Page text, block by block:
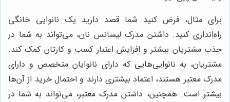
برای مثال، فرض کنید شما قصد دارید یک نانوایی خانگی
راه‌اندازی کنید. داشتن مدرک لیسانس نان، می‌تواند به شما در
جذب مشتریان بیشتر و افزایش اعتبار کسب و کارتان کمک کند.
مشتریان، به نانوایی‌هایی که دارای نانوایان متخصص و دارای
مدرک معتبر هستند، اعتماد بیشتری دارند و احتمال خرید از آن‌ها
بیشتر است. همچنین، داشتن مدرک معتبر، می‌تواند به شما در